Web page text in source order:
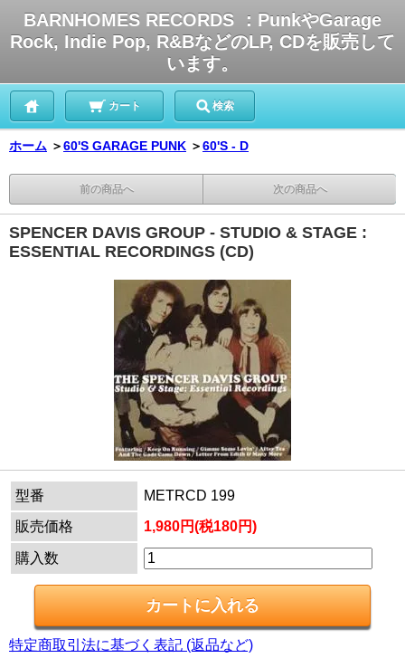
BARNHOMES RECORDS ：PunkやGarage
Rock, Indie Pop, R&BなどのLP, CDを販売して
います。
カート 検索
ホーム ＞60'S GARAGE PUNK ＞60'S - D
前の商品へ 次の商品へ
SPENCER DAVIS GROUP - STUDIO & STAGE :
ESSENTIAL RECORDINGS (CD)
型番
METRCD 199
販売価格
1,980円(税180円)
購入数
特定商取引法に基づく表記 (返品など)